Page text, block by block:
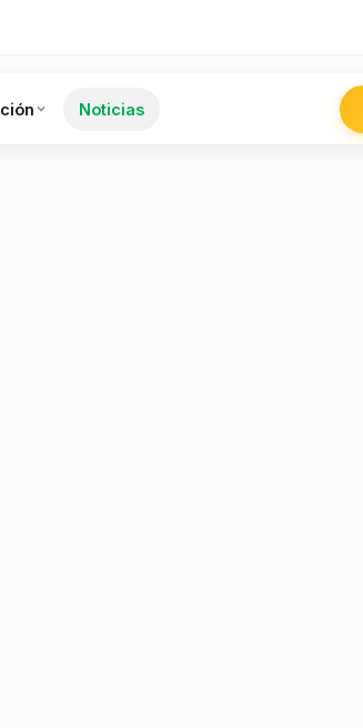
Noticias